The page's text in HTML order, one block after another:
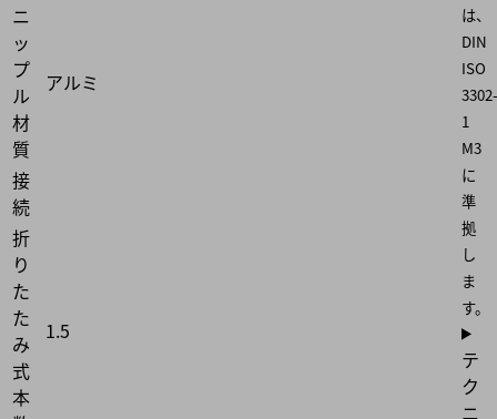
ニ
ッ
プ
ル
材
質
アルミ
接
続
折
り
た
た
み
式
本
1.5
は、
DIN
ISO
3302-
1
M3
に
準
拠
し
ま
す。
テ
ク
ニ